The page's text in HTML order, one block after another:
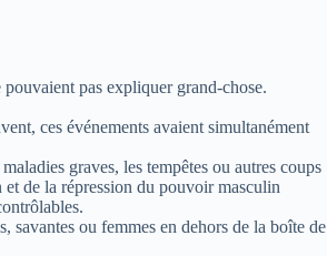
pas expliquer grand-chose.
ces événements avaient simultanément
graves, les tempêtes ou autres coups
de la répression du pouvoir masculin
savantes ou femmes en dehors de la boîte de